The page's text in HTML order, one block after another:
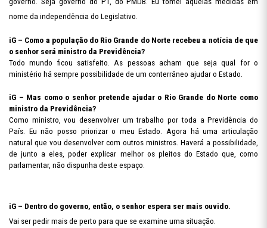
nome da independência do Legislativo.
iG – Como a população do Rio Grande do Norte recebeu a notícia de que
o senhor será ministro da Previdência?
Todo mundo ficou satisfeito. As pessoas acham que seja qual for o
ministério há sempre possibilidade de um conterrâneo ajudar o Estado.
iG – Mas como o senhor pretende ajudar o Rio Grande do Norte como
ministro da Previdência?
Como ministro, vou desenvolver um trabalho por toda a Previdência do
País. Eu não posso priorizar o meu Estado. Agora há uma articulação
natural que vou desenvolver com outros ministros. Haverá a possibilidade,
de junto a eles, poder explicar melhor os pleitos do Estado que, como
parlamentar, não dispunha deste espaço.
iG – Dentro do governo, então, o senhor espera ser mais ouvido.
Vai ser pedir mais de perto para que se examine uma situação.